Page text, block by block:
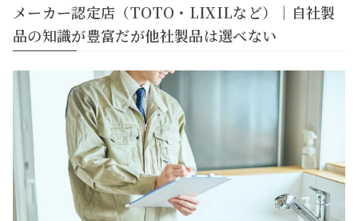
メーカー認定店（TOTO・LIXILなど）｜自社製
品の知識が豊富だが他社製品は選べない